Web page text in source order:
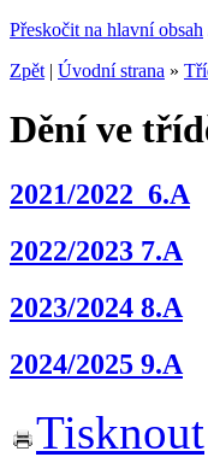
Přeskočit na hlavní obsah
Zpět | Úvodní strana »
Dění ve
2021/2022_6.A
2022/2023 7.A
2023/2024 8.A
2024/2025 9.A
Tisknout